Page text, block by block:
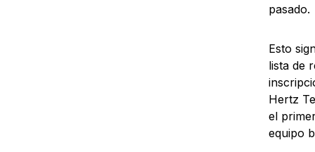
pasado.
Esto
lista de
Hertz
el
equipo